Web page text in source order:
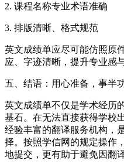
2. 课程名称专业术语准确
3. 排版清晰、格式规范
英文成绩单应尽可能仿照原
应、字迹清晰，提升专业感
五、结语：用心准备，事半
英文成绩单不仅是学术经历
基石。在无法直接获得学校
经验丰富的翻译服务机构，
择。按照学信网的规定操作
地提交，更有助于避免因翻